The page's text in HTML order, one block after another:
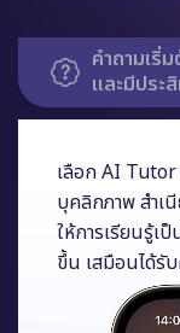
คำถามเริ่
และมีประ
ฝึกฝน 5 ทักษะ
การออกเสียง
หลากหลายและ
และมี
ประสิทธิภาพม
เลือก AI
บุคลิกภาพ สำเ
ให้การเรียนรู้เ
ขึ้น เสมือนได้รั